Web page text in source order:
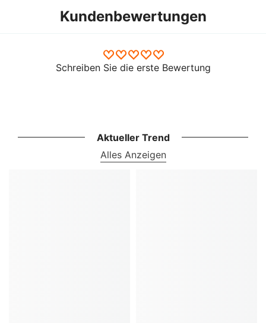
Kundenbewertungen
Schreiben Sie die erste Bewertung
Aktueller Trend
Alles Anzeigen